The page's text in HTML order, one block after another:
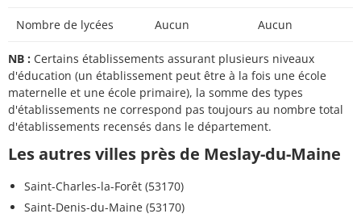
Nombre de lycées Aucun Aucun
NB : Certains établissements assurant plusieurs niveaux
d'éducation (un établissement peut être à la fois une école
maternelle et une école primaire), la somme des types
d'établissements ne correspond pas toujours au nombre total
d'établissements recensés dans le département.
Les autres villes près de Meslay-du-Maine
Saint-Charles-la-Forêt (53170)
Saint-Denis-du-Maine (53170)